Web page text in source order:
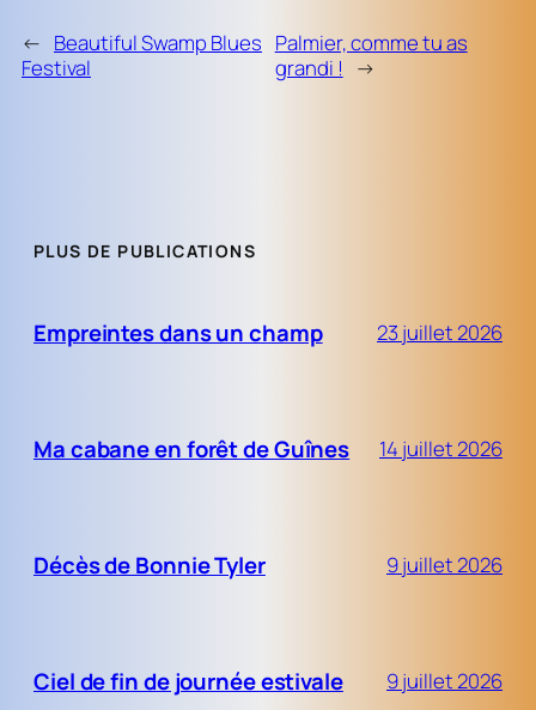
← Beautiful Swamp Blues
Festival
Palmier, comme tu as
grandi !
→
PLUS DE PUBLICATIONS
Empreintes dans un champ 23 juillet 2026
Ma cabane en forêt de Guînes 14 juillet 2026
Décès de Bonnie Tyler 9 juillet 2026
Ciel de fin de journée estivale 9 juillet 2026